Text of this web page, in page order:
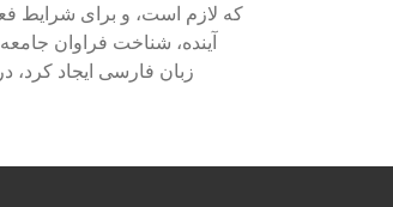
که لازم است، و برای شرایط
آینده، شناخت فراوان
زبان فارسی ایجاد